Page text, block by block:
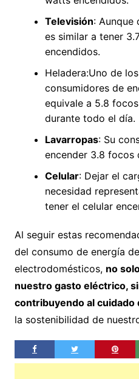
Televisión: Aunque
es similar a tener
encendidos.
Heladera:Uno de
consumidores de
equivale a 5.8
durante todo el día.
Lavarropas: Su
encender 3.8 focos
Celular: Dejar el
necesidad
tener el celular
Al seguir estas
del consumo de energía
electrodomésticos, no
nuestro gasto eléctrico,
contribuyendo al cuidado
la sostenibilidad de